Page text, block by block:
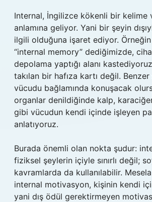
Internal, İngilizce kökenli bir kelime
anlamına geliyor. Yani bir şeyin
ilgili olduğuna işaret ediyor.
“internal memory” dediğimizde,
depolama yaptığı alanı
takılan bir hafıza kartı değil.
vücudu bağlamında konuşacak
organlar denildiğinde kalp,
gibi vücudun kendi içinde işleyen
anlatıyoruz.
Burada önemli olan nokta şudur:
fiziksel şeylerin içiyle sınırlı değil;
kavramlarda da kullanılabilir.
internal motivasyon, kişinin kendi
yani dış ödül gerektirmeyen